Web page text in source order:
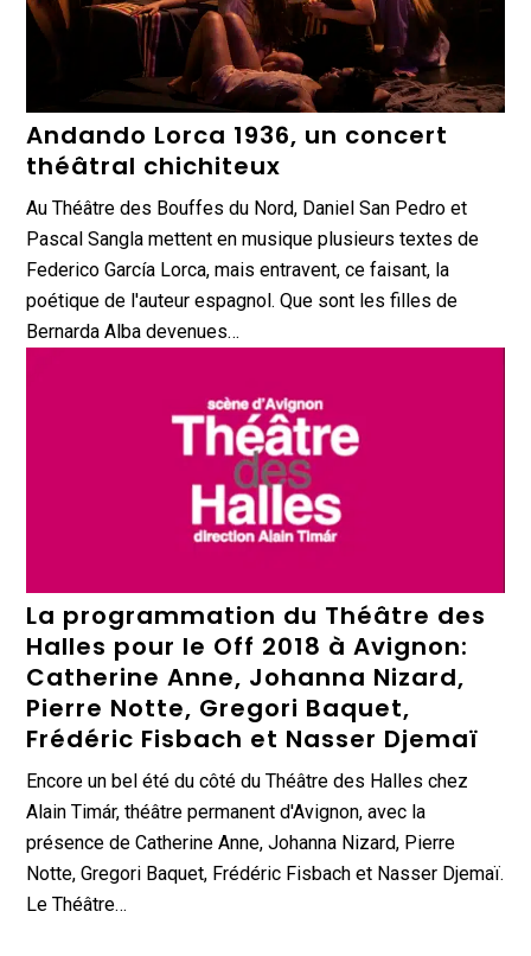
Andando Lorca 1936, un concert
théâtral chichiteux
Au Théâtre des Bouffes du Nord, Daniel San Pedro et
Pascal Sangla mettent en musique plusieurs textes de
Federico García Lorca, mais entravent, ce faisant, la
poétique de l'auteur espagnol. Que sont les filles de
Bernarda Alba devenues…
La programmation du Théâtre des
Halles pour le Off 2018 à Avignon:
Catherine Anne, Johanna Nizard,
Pierre Notte, Gregori Baquet,
Frédéric Fisbach et Nasser Djemaï
Encore un bel été du côté du Théâtre des Halles chez
Alain Timár, théâtre permanent d'Avignon, avec la
présence de Catherine Anne, Johanna Nizard, Pierre
Notte, Gregori Baquet, Frédéric Fisbach et Nasser Djemaï.
Le Théâtre…